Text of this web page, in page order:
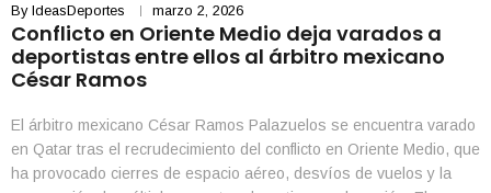
By IdeasDeportes marzo 2, 2026
Conflicto en Oriente Medio deja varados a
deportistas entre ellos al árbitro mexicano
César Ramos
El árbitro mexicano César Ramos Palazuelos se encuentra varado
en Qatar tras el recrudecimiento del conflicto en Oriente Medio, que
ha provocado cierres de espacio aéreo, desvíos de vuelos y la